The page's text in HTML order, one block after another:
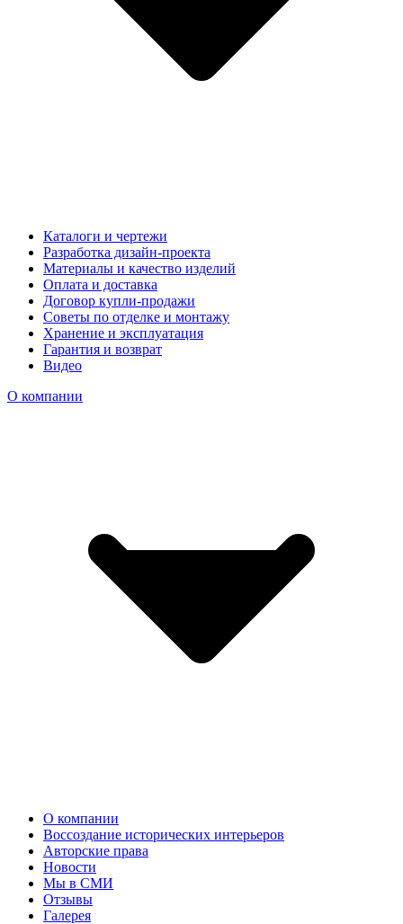
Каталоги и чертежи
Разработка дизайн-проекта
Материалы и качество изделий
Оплата и доставка
Договор купли-продажи
Советы по отделке и монтажу
Хранение и эксплуатация
Гарантия и возврат
Видео
О компании
О компании
Воссоздание исторических интерьеров
Авторские права
Новости
Мы в СМИ
Отзывы
Галерея